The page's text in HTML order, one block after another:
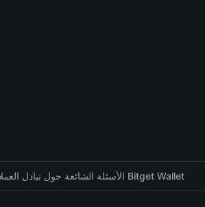
الأسئلة الشائعة حول تبادل العملات المشفرة باستخدام محفظة Bitget Wallet